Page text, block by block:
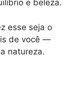
e beleza.
esse seja o
de você —
natureza.